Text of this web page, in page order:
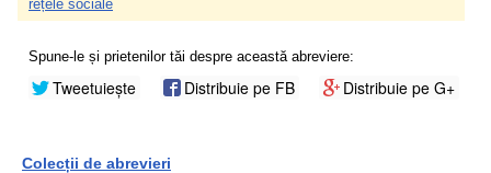
rețele sociale
Spune-le și prietenilor tăi despre această abreviere:
Tweetuiește Distribuie pe FB Distribuie pe G+
Colecții de abrevieri